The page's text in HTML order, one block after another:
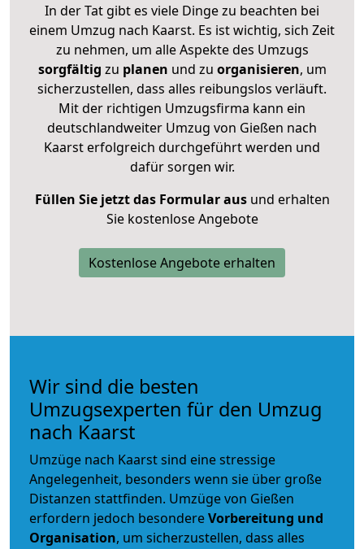
In der Tat gibt es viele Dinge zu beachten bei
einem Umzug nach Kaarst. Es ist wichtig, sich Zeit
zu nehmen, um alle Aspekte des Umzugs
sorgfältig zu planen und zu organisieren, um
sicherzustellen, dass alles reibungslos verläuft.
Mit der richtigen Umzugsfirma kann ein
deutschlandweiter Umzug von Gießen nach
Kaarst erfolgreich durchgeführt werden und
dafür sorgen wir.
Füllen Sie jetzt das Formular ausund erhalten
Sie kostenlose Angebote
Kostenlose Angebote erhalten
Wir sind die besten
Umzugsexperten für den Umzug
nach Kaarst
Umzüge nach Kaarst sind eine stressige
Angelegenheit, besonders wenn sie über große
Distanzen stattfinden. Umzüge von Gießen
erfordern jedoch besondereVorbereitung und
Organisation, um sicherzustellen, dass alles